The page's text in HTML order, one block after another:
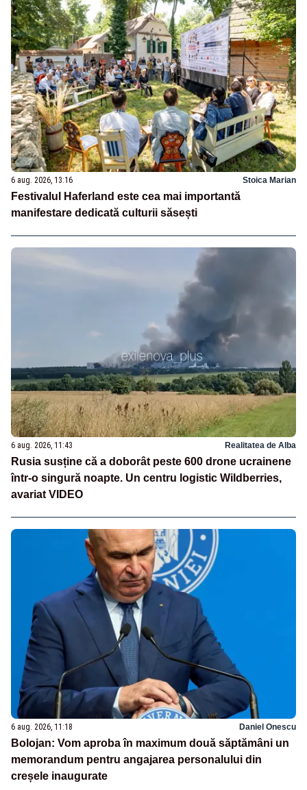
6 aug. 2026, 13:16 Stoica Marian
Festivalul Haferland este cea mai importantă
manifestare dedicată culturii săsești
6 aug. 2026, 11:43 Realitatea de Alba
Rusia susține că a doborât peste 600 drone ucrainene
într-o singură noapte. Un centru logistic Wildberries,
avariat VIDEO
6 aug. 2026, 11:18 Daniel Onescu
Bolojan: Vom aproba în maximum două săptămâni un
memorandum pentru angajarea personalului din
creșele inaugurate